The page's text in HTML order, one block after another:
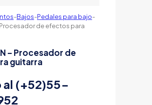
-Bajos-Pedales para bajo-
Procesador de efectos para
– Procesador de
guitarra
al (+52)55-